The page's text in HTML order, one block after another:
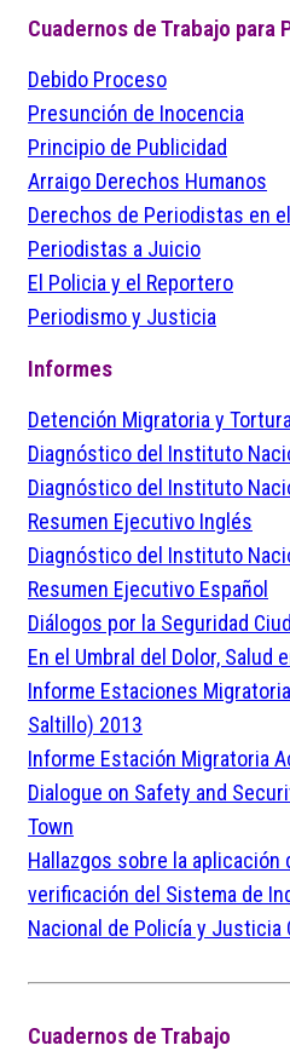
Cuadernos de Trabajo para
Debido Proceso
Presunción de Inocencia
Principio de Publicidad
Arraigo Derechos Humanos
Derechos de Periodistas en
Periodistas a Juicio
El Policia y el Reportero
Periodismo y Justicia
Informes
Detención Migratoria y Tortura
Diagnóstico del Instituto
Diagnóstico del Instituto
Resumen Ejecutivo Inglés
Diagnóstico del Instituto
Resumen Ejecutivo Español
Diálogos por la Seguridad
En el Umbral del Dolor, Salud
Informe Estaciones
Saltillo) 2013
Informe Estación Migratoria
Dialogue on Safety and
Town
Hallazgos sobre la aplicación
verificación del Sistema de
Nacional de Policía y Justicia
Cuadernos de Trabajo